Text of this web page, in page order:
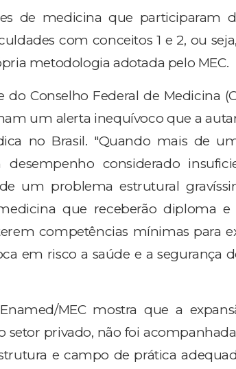
de medicina que participaram
com conceitos 1 e 2, ou
metodologia adotada pelo MEC.
do Conselho Federal de Medicina
um alerta inequívoco que a
no Brasil. "Quando mais de
desempenho considerado
um problema estrutural
que receberão diploma
competências mínimas para
em risco a saúde e a segurança
MEC mostra que a
setor privado, não foi
e campo de prática